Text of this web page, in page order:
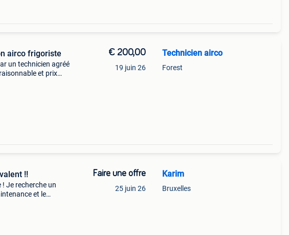
airco frigoriste
un technicien agréé
et prix
€ 200,00
19 juin 26
Technicien airco
Forest
!!
Je recherche un
et le
Faire une offre
25 juin 26
Karim
Bruxelles